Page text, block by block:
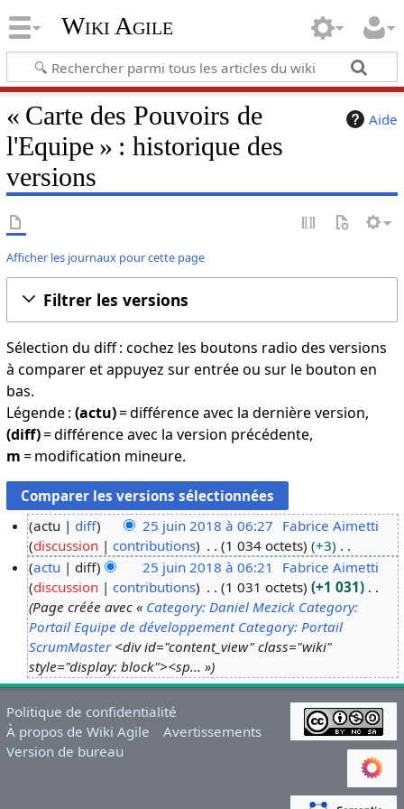
Wiki Agile
Aide
« Carte des Pouvoirs de
l'Equipe » : historique des
versions
Afficher les journaux pour cette page
Filtrer les versions
Sélection du diff : cochez les boutons radio des versions
à comparer et appuyez sur entrée ou sur le bouton en
bas.
Légende : (actu)= différence avec la dernière version,
(diff)= différence avec la version précédente,
m= modification mineure.
5
0
1
8
actu diff 25 juin 2018 à 06:27 Fabrice Aimetti
discussion
contributions 1 034 octets
+3
A
u
c
u
n
r
é
s
u
m
é
actu diff 25 juin 2018 à 06:21
Fabrice Aimetti
discussion
contributions 1 031 octets
+1 031
Page créée avec « Category: Daniel Mezick Category:
Portail Equipe de développement Category: Portail
ScrumMaster<div id="content_view" class="wiki"
style="display: block"><sp... »
Politique de confidentialité
À propos de Wiki Agile
Avertissements
Version de bureau